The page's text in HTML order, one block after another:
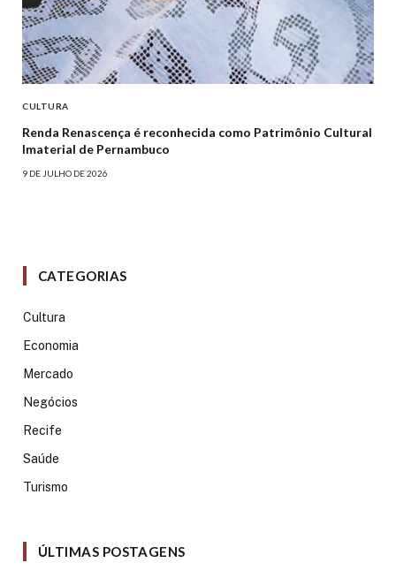
CULTURA
Renda Renascença é reconhecida como Patrimônio Cultural
Imaterial de Pernambuco
9 DE JULHO DE 2026
CATEGORIAS
Cultura
Economia
Mercado
Negócios
Recife
Saúde
Turismo
ÚLTIMAS POSTAGENS